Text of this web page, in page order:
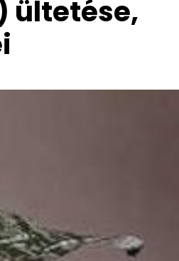
ültetése,